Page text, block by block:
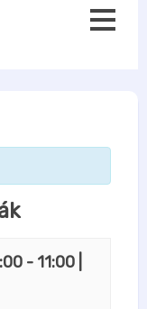
- 11:00